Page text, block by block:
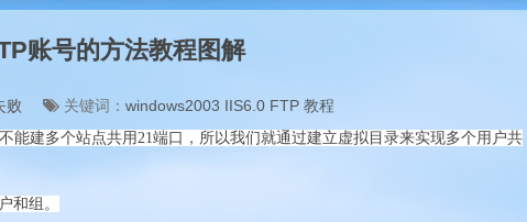
账号的方法教程图解
败 关键词： windows2003 IIS6.0 FTP 教程
建多个站点共用21端口，所以我们就通过建立虚拟目录来实现多个用户共
和组。